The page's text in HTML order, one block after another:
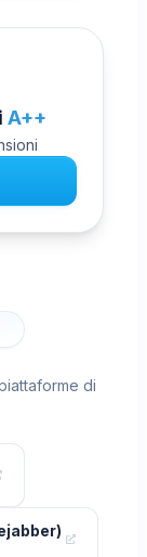
A++
di